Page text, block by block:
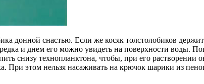
донной снастью. Если же косяк толстолобиков
и днем его можно увидеть на поверхности воды.
снизу технопланктона, чтобы, при его растворении
При этом нельзя насаживать на крючок шарики из